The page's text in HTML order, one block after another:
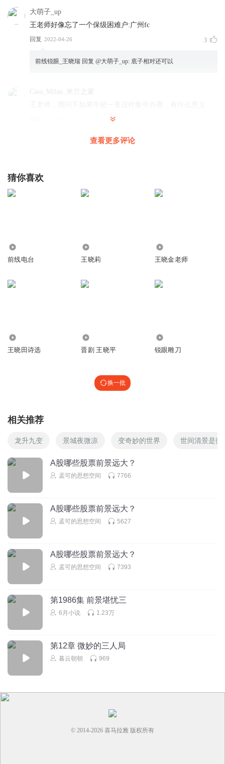
大萌子_up
王老师好像忘了一个保级困难户:广州fc
回复 2022-04-26 3
前线锐眼_王晓瑞 回复 @大萌子_up: 底子相对还可以
Casa_Milan_米兰之家
Casa_Milan_米兰之家: 意义就是中超球迷需要中超
听友240940298
王老师，给你温姓小将笑死了
缑建臻哈哈
查看更多评论
猜你喜欢
前线电台 王晓莉 王晓金老师
王晓田诗选 晋剧 王晓平 锐眼雕刀
换一批
相关推荐
龙升九变 景城夜微凉 变奇妙的世界 世间清景是微
A股哪些股票前景远大？
孟可的思想空间 7766
A股哪些股票前景远大？
孟可的思想空间 5627
A股哪些股票前景远大？
孟可的思想空间 7393
第1986集 前景堪忧三
6月小说 1.23万
第12章 微妙的三人局
暮云朝朝 969
© 2014-2026 喜马拉雅 版权所有